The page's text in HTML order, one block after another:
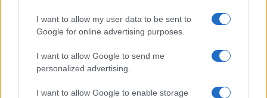
I want to allow my user data to be sent to
Google for online advertising purposes.
I want to allow Google to send me
personalized advertising.
I want to allow Google to enable storage
Νέα αύξηση της τιμής της
16/12/2018 - 16:21